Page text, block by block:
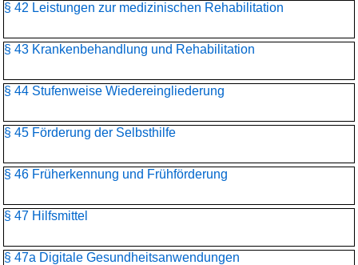
§ 42 Leistungen zur medizinischen Rehabilitation
§ 43 Krankenbehandlung und Rehabilitation
§ 44 Stufenweise Wiedereingliederung
§ 45 Förderung der Selbsthilfe
§ 46 Früherkennung und Frühförderung
§ 47 Hilfsmittel
§ 47a Digitale Gesundheitsanwendungen